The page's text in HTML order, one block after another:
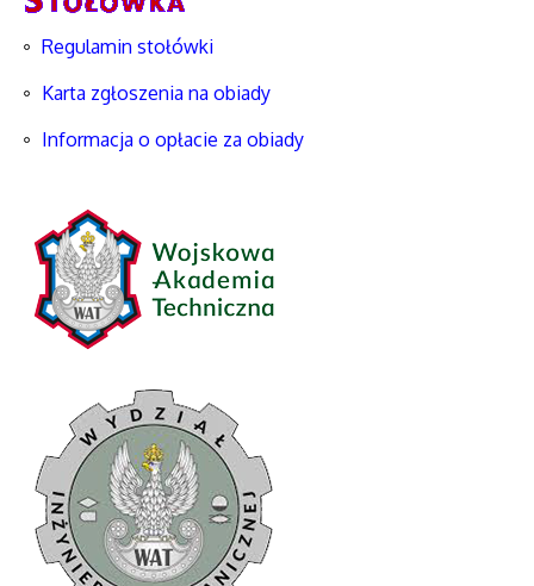
Regulamin stołówki
Karta zgłoszenia na obiady
Informacja o opłacie za obiady